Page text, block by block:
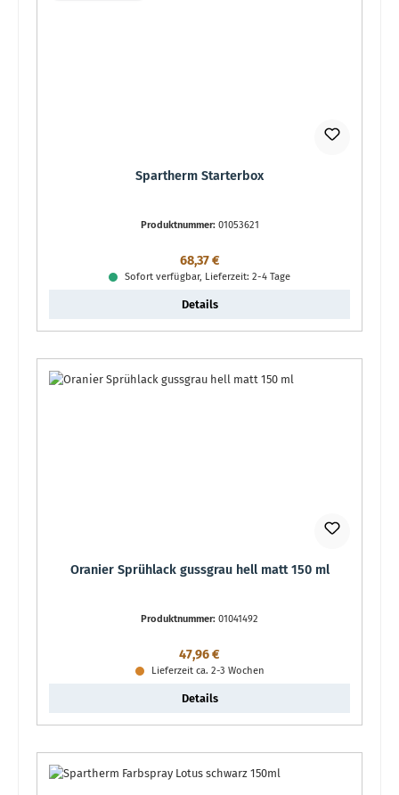
Spartherm Starterbox
Produktnummer: 01053621
Regulärer Preis:
68,37 €
Sofort verfügbar, Lieferzeit: 2-4 Tage
Details
Oranier Sprühlack gussgrau hell matt 150 ml
Produktnummer: 01041492
Regulärer Preis:
47,96 €
Lieferzeit ca. 2-3 Wochen
Details